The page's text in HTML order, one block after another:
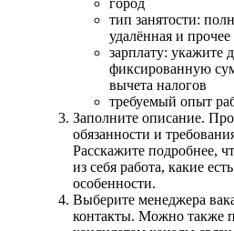
тип занятости:
удалённая и прочее
зарплату: укажите
фиксированную
вычета налогов
требуемый опыт
Заполните описание.
обязанности и
Расскажите подробнее,
из себя работа, какие
особенности.
Выберите менеджера
контакты. Можно также